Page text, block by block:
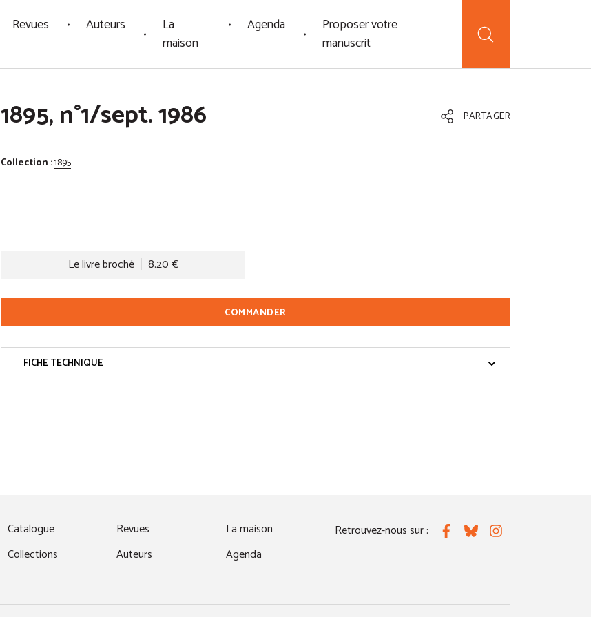
Revues Auteurs
La
maison
Agenda
Proposer votre
manuscrit
1895, n°1/sept. 1986 PARTAGER
Collection :1895
Le livre broché 8.20 €
COMMANDER
FICHE TECHNIQUE
Catalogue
Collections
Revues
Auteurs
La maison
Agenda
Retrouvez-nous sur : FacebookBlueskyInstagram